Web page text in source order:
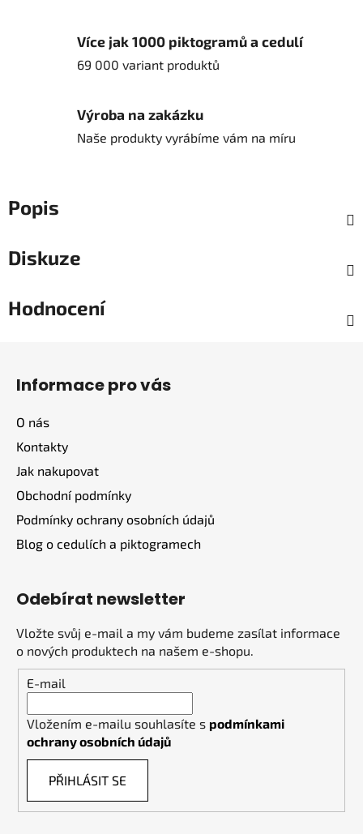
Více jak 1000 piktogramů a cedulí
69 000 variant produktů
Výroba na zakázku
Naše produkty vyrábíme vám na míru
Popis
Diskuze
Hodnocení
Informace pro vás
O nás
Kontakty
Jak nakupovat
Obchodní podmínky
Podmínky ochrany osobních údajů
Blog o cedulích a piktogramech
Odebírat newsletter
Vložte svůj e-mail a my vám budeme zasílat informace
o nových produktech na našem e-shopu.
E-mail
Vložením e-mailu souhlasíte s podmínkami
ochrany osobních údajů
PŘIHLÁSIT SE